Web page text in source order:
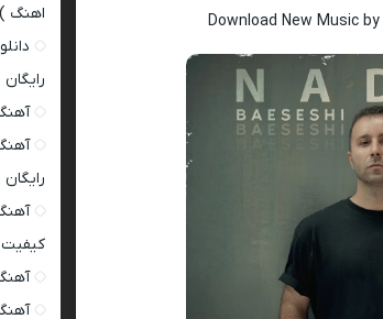
Download New Music
اهنگ )
رایگان
رایگان
کیفیت